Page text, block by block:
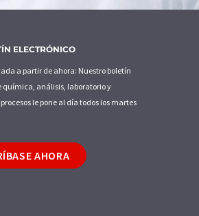
ELECTRÓNICO
a partir de ahora: Nuestro boletín
química, análisis, laboratorio y
le pone al día todos los martes
AHORA